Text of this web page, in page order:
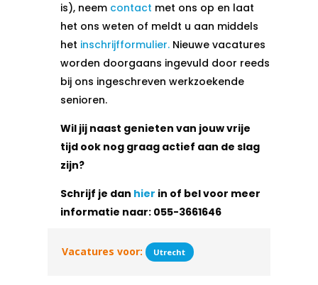
is), neem contact met ons op en laat
het ons weten of meldt u aan middels
het inschrijfformulier. Nieuwe vacatures
worden doorgaans ingevuld door reeds
bij ons ingeschreven werkzoekende
senioren.
Wil jij naast genieten van jouw vrije
tijd ook nog graag actief aan de slag
zijn?
Schrijf je dan hier in of bel voor meer
informatie naar: 055-3661646
Vacatures voor: Utrecht